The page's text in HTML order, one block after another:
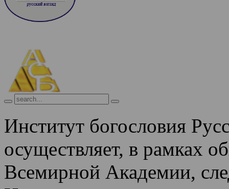
Институт богословия
осуществляет, в рамках
Всемирной Академии,